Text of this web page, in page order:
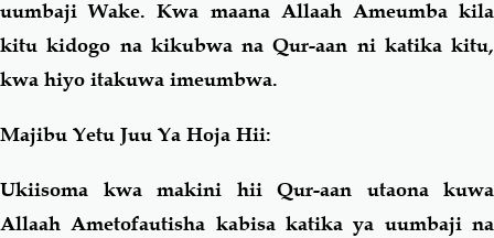
uumbaji Wake. Kwa maana Allaah Ameumba kila
kitu kidogo na kikubwa na Qur-aan ni katika kitu,
kwa hiyo itakuwa imeumbwa.
Majibu Yetu Juu Ya Hoja Hii:
Ukiisoma kwa makini hii Qur-aan utaona kuwa
Allaah Ametofautisha kabisa katika ya uumbaji na